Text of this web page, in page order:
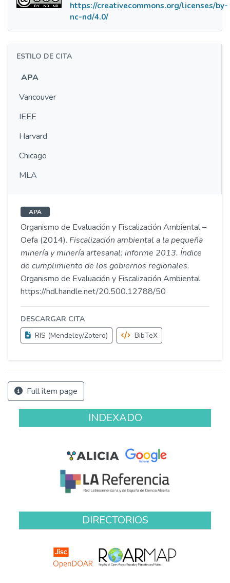
https://creativecommons.org/licenses/by-
nc-nd/4.0/
ESTILO DE CITA
APA
Vancouver
IEEE
Harvard
Chicago
MLA
APA
Organismo de Evaluación y Fiscalización Ambiental –
Oefa (2014). Fiscalización ambiental a la pequeña
minería y minería artesanal: informe 2013. Índice
de cumplimiento de los gobiernos regionales.
Organismo de Evaluación y Fiscalización Ambiental.
https://hdl.handle.net/20.500.12788/50
DESCARGAR CITA
RIS (Mendeley/Zotero)
BibTeX
Full item page
INDEXADO
DIRECTORIOS